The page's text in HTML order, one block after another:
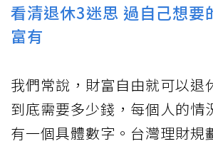
看清退休3迷思 過自己想要
富有
我們常說，財富自由就可以退
到底需要多少錢，每個人的情
有一個具體數字。台灣理財規